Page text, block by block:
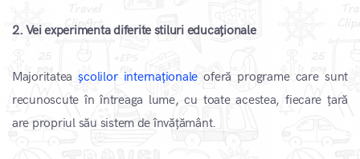
2. Vei experimenta diferite stiluri educaționale
Majoritateașcolilor internaționale oferă programe care sunt
recunoscute în întreaga lume, cu toate acestea, fiecare țară
are propriul său sistem de învățământ.